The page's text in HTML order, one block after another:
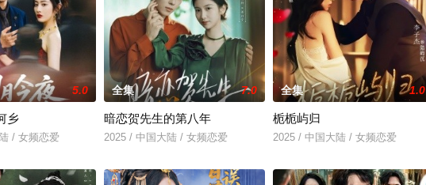
5.0
乡
/ 女频恋爱
全集 7.0
暗恋贺先生的第八年
2025 / 中国大陆 / 女频恋爱
全集 1.0
栀栀屿归
2025 / 中国大陆 / 女频恋爱